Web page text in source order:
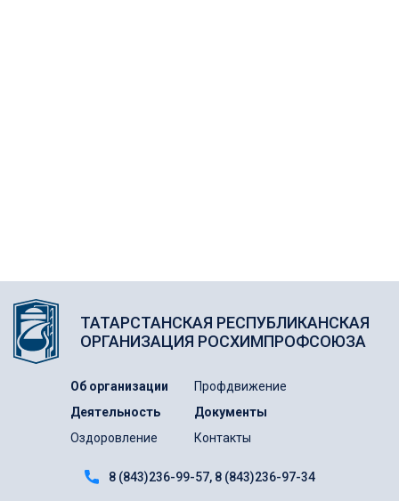
ТАТАРСТАНСКАЯ РЕСПУБЛИКАНСКАЯ
ОРГАНИЗАЦИЯ РОСХИМПРОФСОЮЗА
Об организации
Профдвижение
Деятельность
Документы
Оздоровление
Контакты
8 (843)236-99-57 8 (843)236-97-34